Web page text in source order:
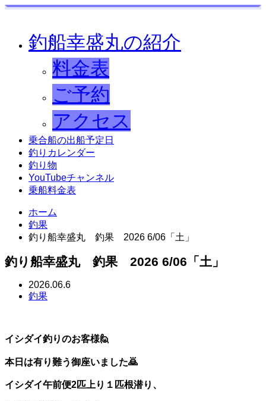
釣船幸盛丸の紹介
料金表
ご予約
アクセス
乗合船の出船予定日
釣りカレンダー
釣り物
YouTubeチャンネル
乗船料金表
ホーム
釣果
釣り船幸盛丸 釣果 2026 6/06「土」
釣り船幸盛丸 釣果 2026 6/06「土」
2026.06.6
釣果
イシダイ釣りのお客様🙋
本日は有り難う御座いました🙇
イシダイ午前便2匹上り１匹根潜り、